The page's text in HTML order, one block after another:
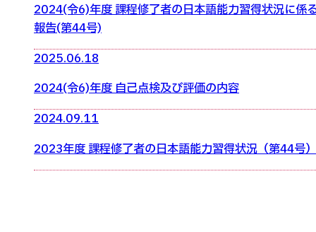
2024(令6)年度 課程修了者の日本語能力習得状況に係
報告(第44号)
2025.06.18
2024(令6)年度 自己点検及び評価の内容
2024.09.11
2023年度 課程修了者の日本語能力習得状況（第44号）